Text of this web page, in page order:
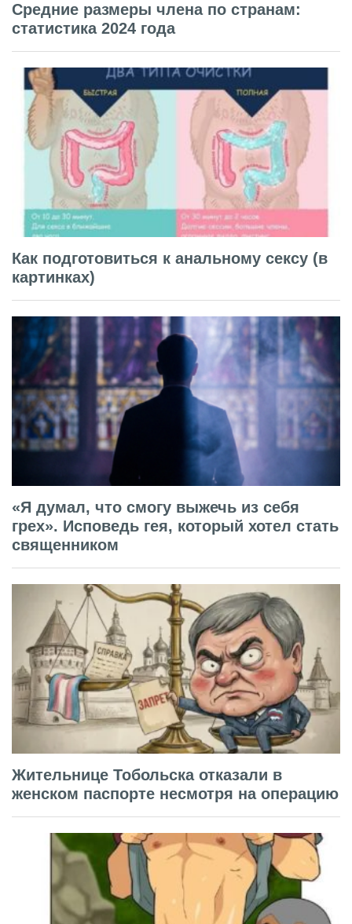
Средние размеры члена по странам:
статистика 2024 года
Как подготовиться к анальному сексу (в
картинках)
«Я думал, что смогу выжечь из себя
грех». Исповедь гея, который хотел стать
священником
Жительнице Тобольска отказали в
женском паспорте несмотря на операцию